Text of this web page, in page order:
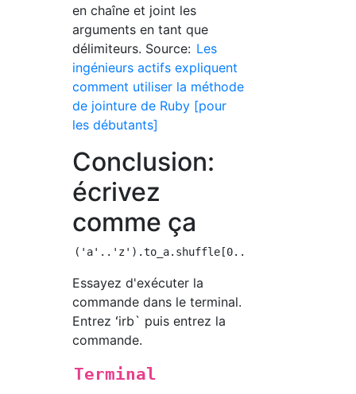
en chaîne et joint les
arguments en tant que
délimiteurs. Source: Les
ingénieurs actifs expliquent
comment utiliser la méthode
de jointure de Ruby [pour
les débutants]
Conclusion:
écrivez
comme ça
Essayez d'exécuter la
commande dans le terminal.
Entrez ʻirb` puis entrez la
commande.
Terminal